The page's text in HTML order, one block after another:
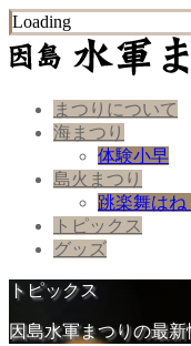
Loading
まつりについて
海まつり
体験小早
島火まつり
跳楽舞はね
トピックス
グッズ
トピックス
因島水軍まつりの最